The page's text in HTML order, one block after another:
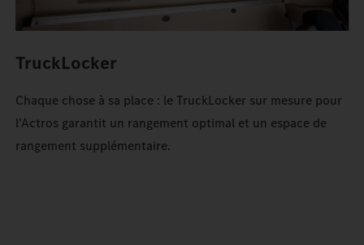
TruckLocker
Chaque chose à sa place : le TruckLocker sur mesure pour
l'Actros garantit un rangement optimal et un espace de
rangement supplémentaire.